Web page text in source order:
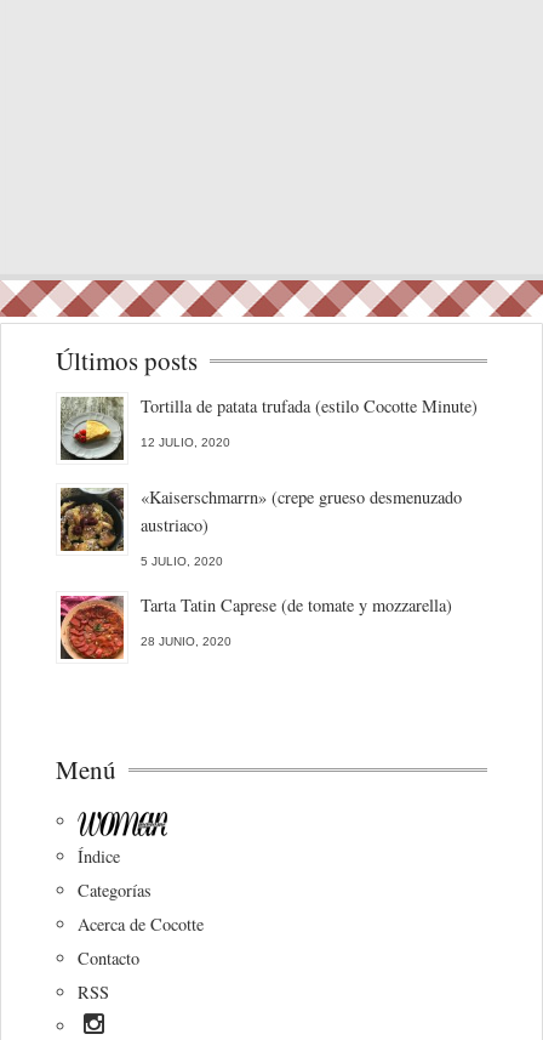
Últimos posts
Tortilla de patata trufada (estilo Cocotte Minute)
12 JULIO, 2020
«Kaiserschmarrn» (crepe grueso desmenuzado
austriaco)
5 JULIO, 2020
Tarta Tatin Caprese (de tomate y mozzarella)
28 JUNIO, 2020
Menú
Índice
Categorías
Acerca de Cocotte
Contacto
RSS